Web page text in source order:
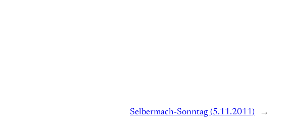
Selbermach-Sonntag (5.11.2011) →